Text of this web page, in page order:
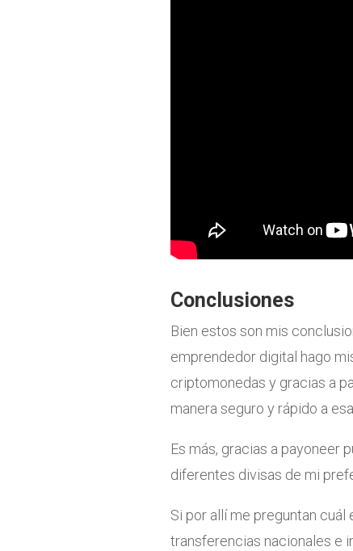
Conclusiones
Bien estos son mis
emprendedor digital hago
criptomonedas y gracias a
manera seguro y rápido a
Es más, gracias a payoneer
diferentes divisas de mi
Si por allí me preguntan
transferencias nacionales e